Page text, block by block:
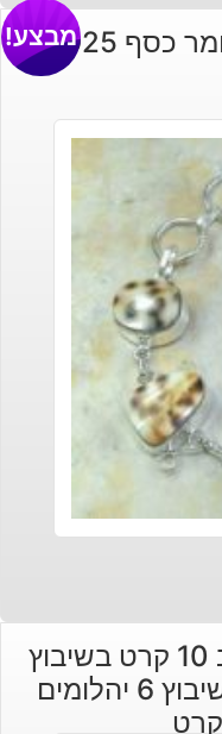
כסף 925 מבצע!
תליון ושרשרת זהב צהוב 10 קרט בשיבוץ
ספיר כחול 15. קרט ובשיבוץ 6 יהלומים